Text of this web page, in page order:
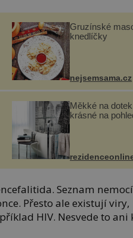
Gruzínské
knedlíčky
nejsemsama.cz
Měkké na
krásné na
Seznam nemocí
Přesto ale existují viry,
HIV. Nesvede to ani